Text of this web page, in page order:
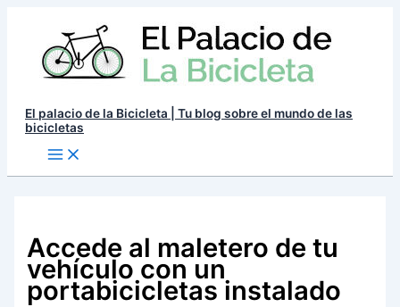
contenido
El palacio de la Bicicleta | Tu blog sobre el mundo de las
bicicletas
Accede al maletero de tu
vehículo con un
portabicicletas instalado